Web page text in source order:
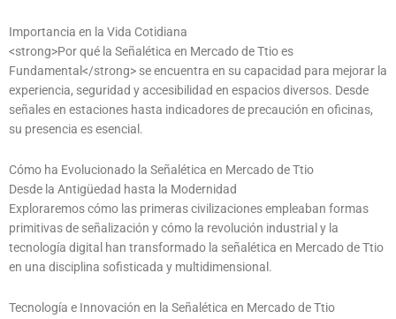
Importancia en la Vida Cotidiana
<strong>Por qué la Señalética en Mercado de Ttio es
Fundamental</strong> se encuentra en su capacidad para mejorar la
experiencia, seguridad y accesibilidad en espacios diversos. Desde
señales en estaciones hasta indicadores de precaución en oficinas,
su presencia es esencial.
Cómo ha Evolucionado la Señalética en Mercado de Ttio
Desde la Antigüedad hasta la Modernidad
Exploraremos cómo las primeras civilizaciones empleaban formas
primitivas de señalización y cómo la revolución industrial y la
tecnología digital han transformado la señalética en Mercado de Ttio
en una disciplina sofisticada y multidimensional.
Tecnología e Innovación en la Señalética en Mercado de Ttio